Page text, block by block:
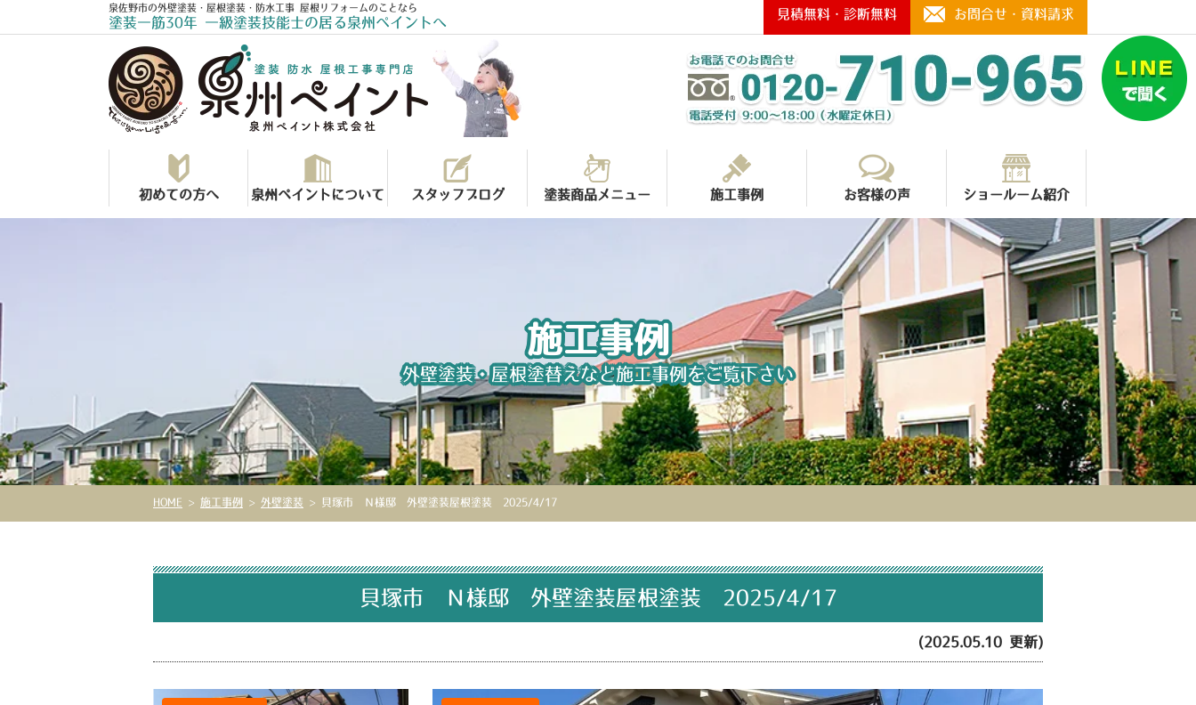
泉佐野市の外壁塗装・屋根塗装・防水工事 屋根リフォームのことなら
塗装一筋30年 一級塗装技能士の居る泉州ペイントへ
見積無料・診断無料 お問合せ・資料請求
初めての方へ 泉州ペイントについて スタッフブログ 塗装商品メニュー 施工事例 お客様の声 ショールーム紹介
施工事例
外壁塗装・屋根塗替えなど施工事例をご覧下さい
HOME > 施工事例 > 外壁塗装 > 貝塚市 Ｎ様邸 外壁塗装屋根塗装 2025/4/17
貝塚市 Ｎ様邸 外壁塗装屋根塗装 2025/4/17
(2025.05.10 更新)